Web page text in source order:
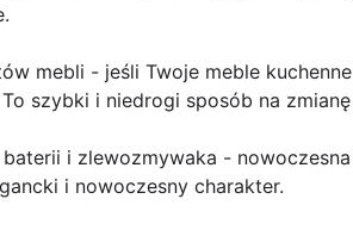
mebli - jeśli Twoje meble
szybki i niedrogi sposób na
i zlewozmywaka -
i nowoczesny charakter.